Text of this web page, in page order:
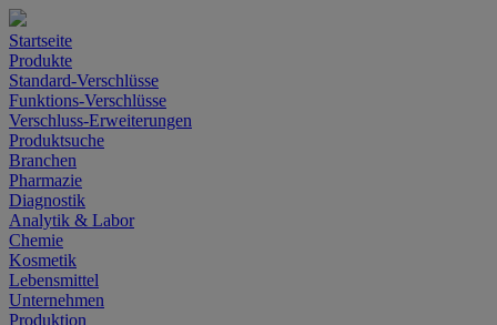
Startseite
Produkte
Standard-Verschlüsse
Funktions-Verschlüsse
Verschluss-Erweiterungen
Produktsuche
Branchen
Pharmazie
Diagnostik
Analytik & Labor
Chemie
Kosmetik
Lebensmittel
Unternehmen
Produktion